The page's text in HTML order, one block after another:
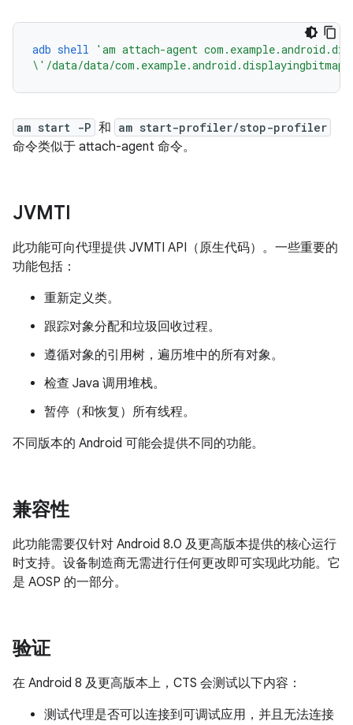
adb shell
'am attach-agent
\'/data/data/
am start -P 和 am start-profiler/stop-profiler
命令类似于 attach-agent 命令。
JVMTI
此功能可向代理提供 JVMTI API（原生代码）。一些重要的
功能包括：
重新定义类。
跟踪对象分配和垃圾回收过程。
遵循对象的引用树，遍历堆中的所有对象。
检查 Java 调用堆栈。
暂停（和恢复）所有线程。
不同版本的 Android 可能会提供不同的功能。
兼容性
此功能需要仅针对 Android 8.0 及更高版本提供的核心运行
时支持。设备制造商无需进行任何更改即可实现此功能。它
是 AOSP 的一部分。
验证
在 Android 8 及更高版本上，CTS 会测试以下内容：
测试代理是否可以连接到可调试应用，并且无法连接